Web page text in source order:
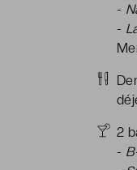
-
-
2
-